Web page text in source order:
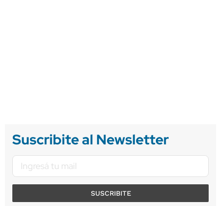
Suscribite al Newsletter
SUSCRIBITE